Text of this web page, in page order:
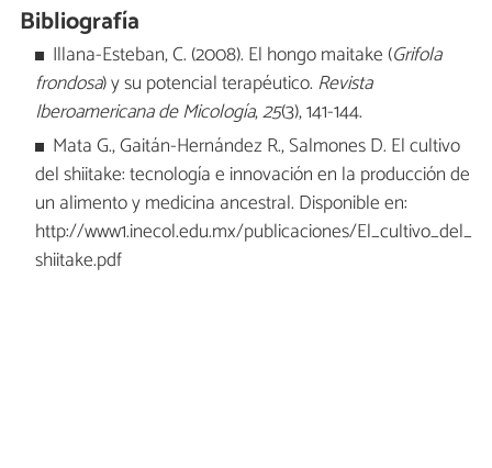
Bibliografía
Illana-Esteban, C. (2008). El hongo maitake (Grifola
frondosa) y su potencial terapéutico. Revista
Iberoamericana de Micología,25(3), 141-144.
Mata G., Gaitán-Hernández R., Salmones D. El cultivo
del shiitake: tecnología e innovación en la producción de
un alimento y medicina ancestral. Disponible en:
http://www1.inecol.edu.mx/publicaciones/El_cultivo_del_
shiitake.pdf